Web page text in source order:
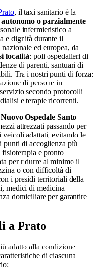
, il taxi sanitario è la
autonomo o parzialmente
infermieristico a
e dignità durante il
ed europea, da
località: poli ospedalieri di
di parenti, santuari di
Tra i nostri punti di forza:
di persone in
secondo protocolli
e terapie ricorrenti.
Nuovo Ospedale Santo
attrezzati passando per
veicoli adattati, evitando le
punti di accoglienza più
e pronto
per ridurre al minimo il
o con difficoltà di
i presidi territoriali della
medici di medicina
domiciliare per garantire
a Prato
adatto alla condizione
di ciascuna